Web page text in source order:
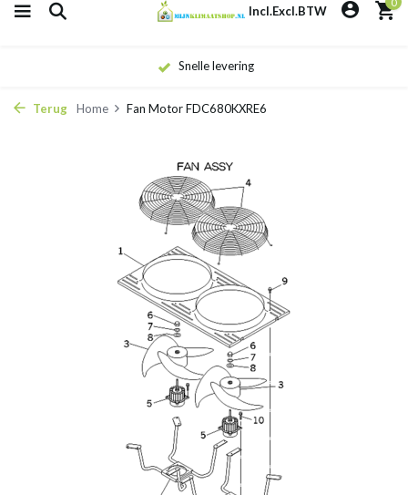
Incl.Excl.BTW
Snelle levering
Terug Home Fan Motor FDC680KXRE6